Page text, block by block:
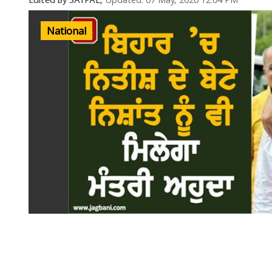
National